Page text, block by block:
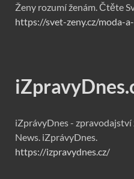
Ženy rozumí ženám. Čtěte
https://svet-zeny.cz/moda-
iZprávyDnes - zpravodajství
News. iZprávyDnes.
https://izpravydnes.cz/